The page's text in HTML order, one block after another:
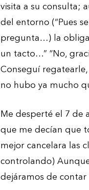
visita a su consulta;
del entorno (“Pues
pregunta…) la
un tacto…” “No,
Conseguí
no hubo ya mucho
Me desperté el 7 de
que me decían que
mejor cancelara las
controlando)
dejáramos de